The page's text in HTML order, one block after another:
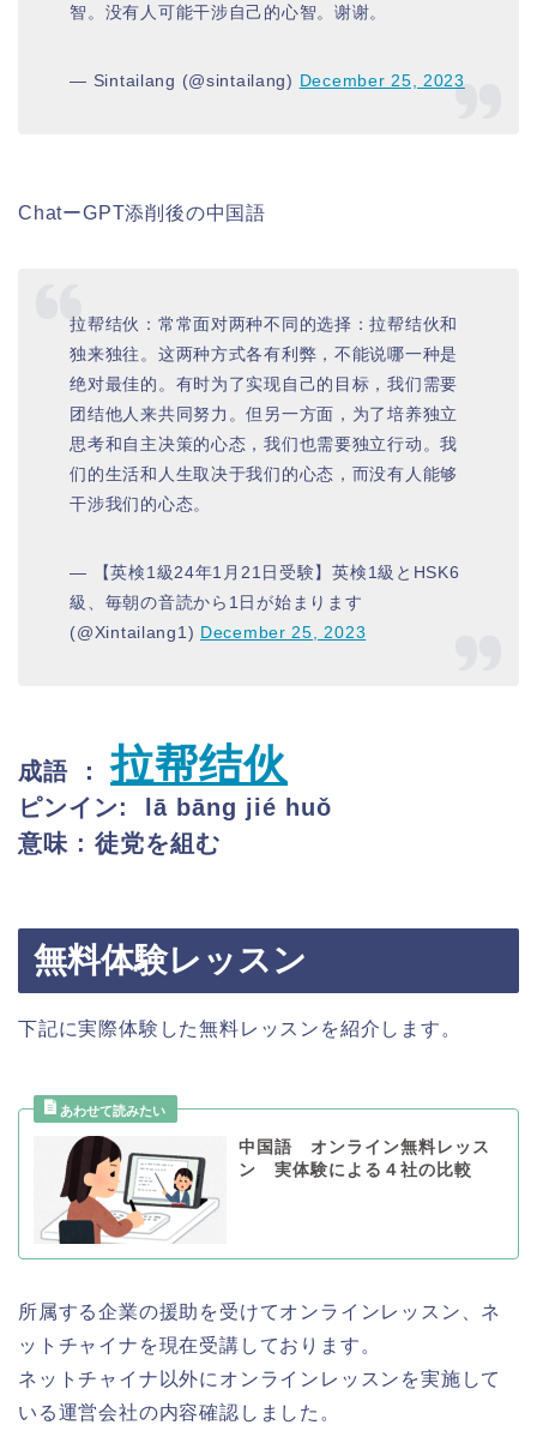
智。没有人可能干涉自己的心智。谢谢。
— Sintailang (@sintailang) December 25, 2023
ChatーGPT添削後の中国語
拉帮结伙：常常面对两种不同的选择：拉帮结伙和
独来独往。这两种方式各有利弊，不能说哪一种是
绝对最佳的。有时为了实现自己的目标，我们需要
团结他人来共同努力。但另一方面，为了培养独立
思考和自主决策的心态，我们也需要独立行动。我
们的生活和人生取决于我们的心态，而没有人能够
干涉我们的心态。
— 【英検1級24年1月21日受験】英検1級とHSK6
級、毎朝の音読から1日が始まります
(@Xintailang1) December 25, 2023
成語 ：拉帮结伙
ピンイン:
lā bāng jié huǒ
意味 : 徒党を組む
無料体験レッスン
下記に実際体験した無料レッスンを紹介します。
中国語 オンライン無料レッス
ン 実体験による４社の比較
所属する企業の援助を受けてオンラインレッスン、ネ
ットチャイナを現在受講しております。
ネットチャイナ以外にオンラインレッスンを実施して
いる運営会社の内容確認しました。